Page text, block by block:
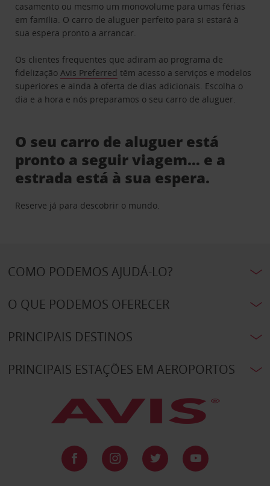
casamento ou mesmo um monovolume para umas férias
em família. O carro de aluguer perfeito para si estará à
sua espera pronto a arrancar.
Os clientes frequentes que adiram ao programa de
fidelizaçãoAvis Preferred têm acesso a serviços e modelos
superiores e ainda à oferta de dias adicionais. Escolha o
dia e a hora e nós preparamos o seu carro de aluguer.
O seu carro de aluguer está
pronto a seguir viagem… e a
estrada está à sua espera.
Reserve já para descobrir o mundo.
COMO PODEMOS AJUDÁ-LO?
O QUE PODEMOS OFERECER
PRINCIPAIS DESTINOS
PRINCIPAIS ESTAÇÕES EM AEROPORTOS